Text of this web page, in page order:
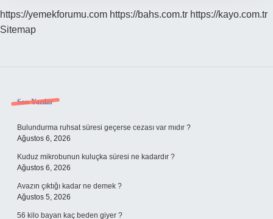
https://yemekforumu.com https://bahs.com.tr https://kayo.com.tr
Sitemap
Sidebar
Son Yazılar
Bulundurma ruhsat süresi geçerse cezası var mıdır ?
Ağustos 6, 2026
Kuduz mikrobunun kuluçka süresi ne kadardır ?
Ağustos 6, 2026
Avazın çıktığı kadar ne demek ?
Ağustos 5, 2026
56 kilo bayan kaç beden giyer ?